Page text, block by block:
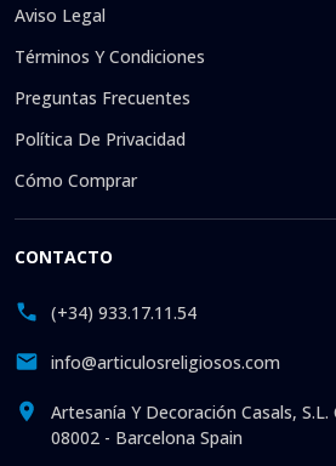
Aviso Legal
Términos Y Condiciones
Preguntas Frecuentes
Política De Privacidad
Cómo Comprar
CONTACTO
(+34) 933.17.11.54
info@articulosreligiosos.com
Artesanía Y Decoración Casals,
08002 - Barcelona Spain